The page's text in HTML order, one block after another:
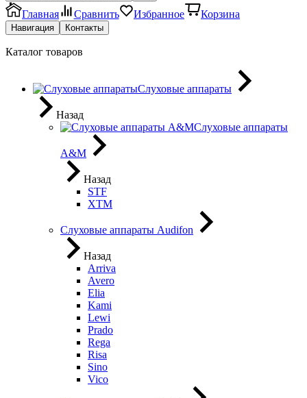
Главная Сравнить Избранное Корзина
Навигация Контакты
Каталог товаров
Слуховые аппараты
Назад
Слуховые аппараты
A&M
Назад
STF
XTM
Слуховые аппараты Audifon
Назад
Arriva
Avero
Elia
Kami
Lewi
Prado
Rega
Risa
Sino
Vico